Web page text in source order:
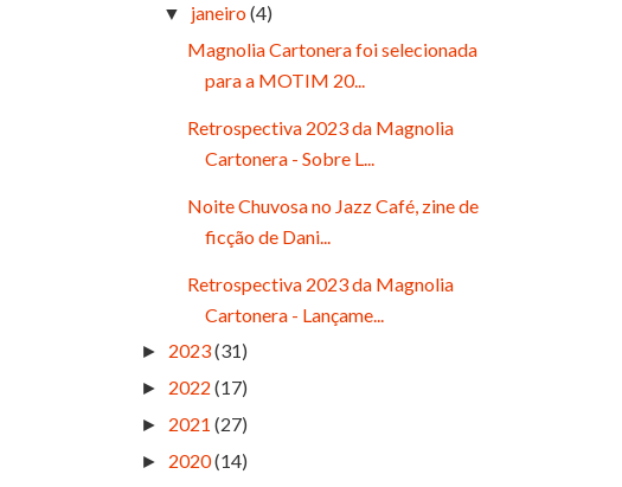
▼ janeiro(4)
Magnolia Cartonera foi selecionada
para a MOTIM 20...
Retrospectiva 2023 da Magnolia
Cartonera - Sobre L...
Noite Chuvosa no Jazz Café, zine de
ficção de Dani...
Retrospectiva 2023 da Magnolia
Cartonera - Lançame...
► 2023(31)
► 2022 (17)
► 2021 (27)
► 2020(14)